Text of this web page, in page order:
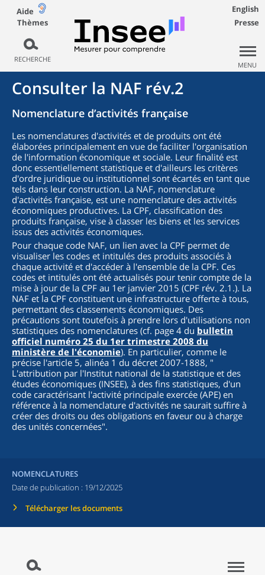
Aide
Thèmes
RECHERCHE
English
Presse
MENU
Consulter la NAF rév.2
Nomenclature d’activités française
Les nomenclatures d'activités et de produits ont été
élaborées principalement en vue de faciliter l'organisation
de l'information économique et sociale. Leur finalité est
donc essentiellement statistique et d'ailleurs les critères
d'ordre juridique ou institutionnel sont écartés en tant que
tels dans leur construction. La NAF, nomenclature
d'activités française, est une nomenclature des activités
économiques productives. La CPF, classification des
produits française, vise à classer les biens et les services
issus des activités économiques.
Pour chaque code NAF, un lien avec la CPF permet de
visualiser les codes et intitulés des produits associés à
chaque activité et d'accéder à l'ensemble de la CPF. Ces
codes et intitulés ont été actualisés pour tenir compte de la
mise à jour de la CPF au 1er janvier 2015 (CPF rév. 2.1.). La
NAF et la CPF constituent une infrastructure offerte à tous,
permettant des classements économiques. Des
précautions sont toutefois à prendre lors d'utilisations non
statistiques des nomenclatures (cf. page 4 du bulletin
officiel numéro 25 du 1er trimestre 2008 du
ministère de l'économie). En particulier, comme le
précise l'article 5, alinéa 1 du décret 2007-1888, "
L'attribution par l'Institut national de la statistique et des
études économiques (INSEE), à des fins statistiques, d'un
code caractérisant l'activité principale exercée (APE) en
référence à la nomenclature d'activités ne saurait suffire à
créer des droits ou des obligations en faveur ou à charge
des unités concernées".
NOMENCLATURES
Date de publication : 19/12/2025
Télécharger les documents